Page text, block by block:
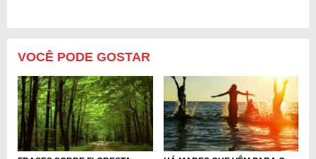
VOCÊ PODE GOSTAR